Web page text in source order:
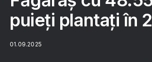
puieți plantați în
01.09.2025